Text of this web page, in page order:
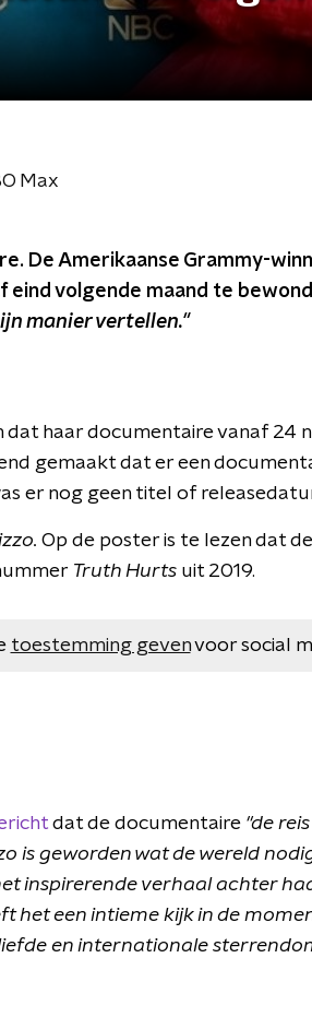
Max
De Amerikaanse Grammy-
volgende maand te
manier vertellen."
haar documentaire vanaf 24
gemaakt dat er een
er nog geen titel of
Op de poster is te lezen dat
Truth Hurts uit 2019.
toestemming gevenvoor social
dat de documentaire "de
is geworden wat de wereld
inspirerende verhaal achter
het een intieme kijk in de
en internationale